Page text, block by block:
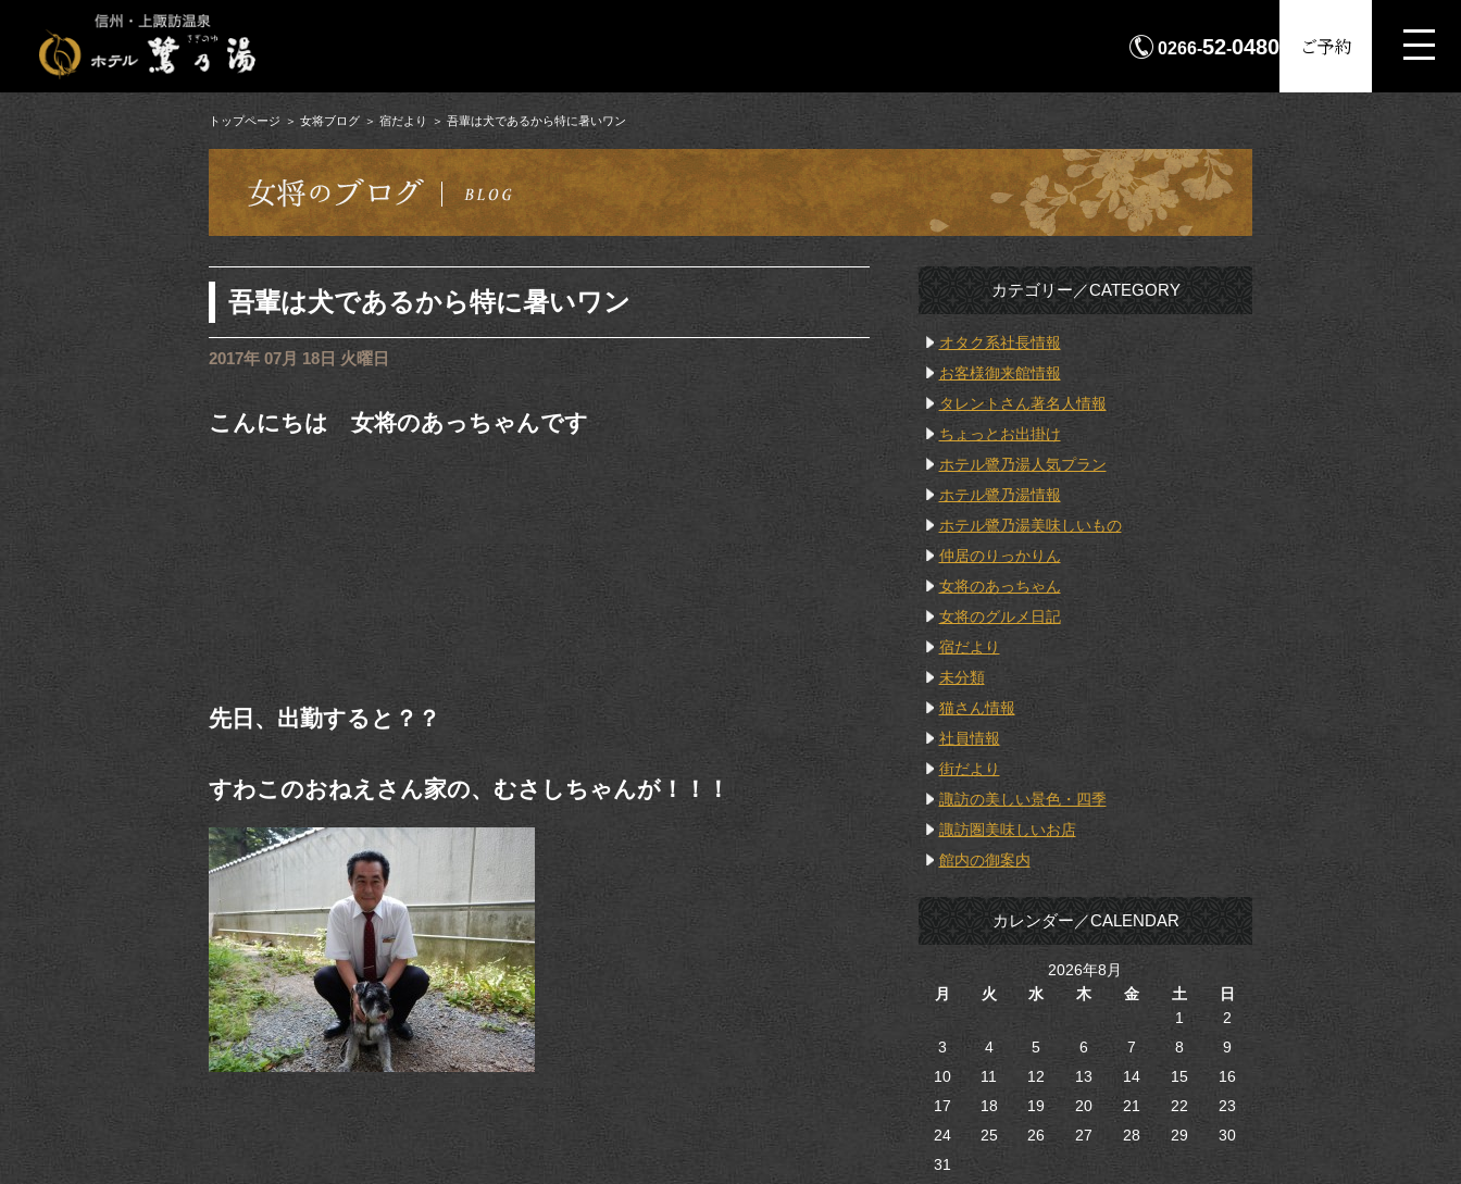
0266-52-0480 ご予約
トップページ 女将ブログ 宿だより 吾輩は犬であるから特に暑いワン
吾輩は犬であるから特に暑いワン
2017年 07月 18日 火曜日
こんにちは 女将のあっちゃんです
先日、出勤すると？？
すわこのおねえさん家の、むさしちゃんが！！！
カテゴリー／CATEGORY
オタク系社長情報
お客様御来館情報
タレントさん著名人情報
ちょっとお出掛け
ホテル鷺乃湯人気プラン
ホテル鷺乃湯情報
ホテル鷺乃湯美味しいもの
仲居のりっかりん
女将のあっちゃん
女将のグルメ日記
宿だより
未分類
猫さん情報
社員情報
街だより
諏訪の美しい景色・四季
諏訪圏美味しいお店
館内の御案内
カレンダー／CALENDAR
2026年8月
月
火 水 木 金 土
日
1
2
3
4 5 6 7 8
9
10
11 12 13 14 15
16
17
18 19 20 21 22
23
24
25 26 27 28 29
30
31